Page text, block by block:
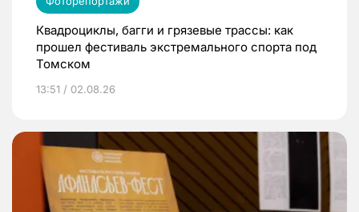
Квадроциклы, багги и грязевые трассы: как
прошел фестиваль экстремального спорта под
Томском
13:51 / 02.08.26